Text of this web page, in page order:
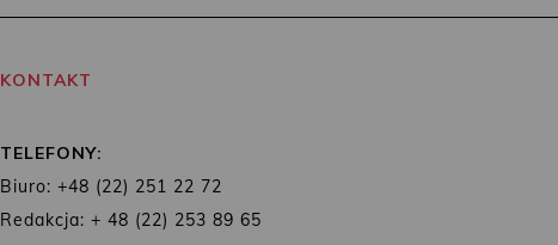
KONTAKT
TELEFONY:
Biuro: +48 (22) 251 22 72
Redakcja: + 48 (22) 253 89 65